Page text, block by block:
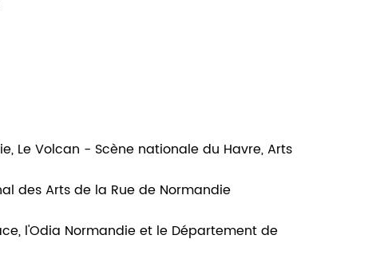
Le Volcan - Scène nationale du Havre, Arts
des Arts de la Rue de Normandie
l'Odia Normandie et le Département de